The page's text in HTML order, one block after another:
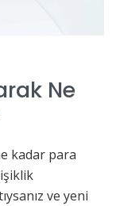
Ne
kadar para
ve yeni